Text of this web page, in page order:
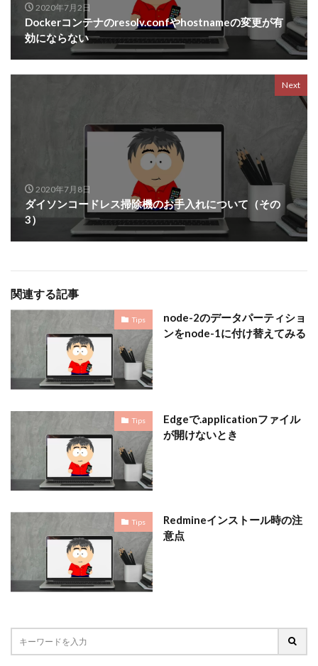
2020年7月2日
Dockerコンテナのresolv.confやhostnameの変更が有
効にならない
Next
2020年7月8日
ダイソンコードレス掃除機のお手入れについて（その
3）
関連する記事
Tips
node-2のデータパーティショ
ンをnode-1に付け替えてみる
Tips
Edgeで.applicationファイル
が開けないとき
Tips
Redmineインストール時の注
意点